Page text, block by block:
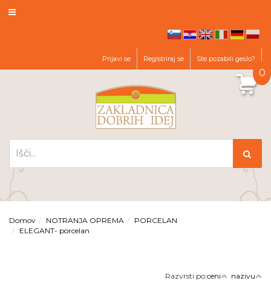
de pl
Prijavi se Registriraj se Ste pozabili geslo?
0
Domov NOTRANJA OPREMA
PORCELAN
ELEGANT- porcelan
Razvrsti po:ceni nazivu